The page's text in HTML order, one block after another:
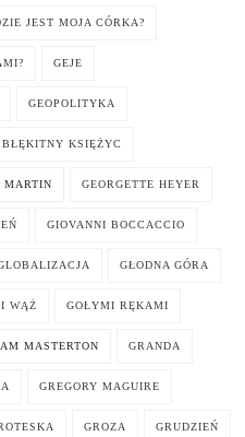
JEST MOJA CÓRKA?
GEJE
GEOPOLITYKA
BŁĘKITNY KSIĘŻYC
MARTIN GEORGETTE HEYER
GIOVANNI BOCCACCIO
GŁODNA GÓRA
WĄŻ GOŁYMI RĘKAMI
MASTERTON GRANDA
GREGORY MAGUIRE
GROZA GRUDZIEŃ